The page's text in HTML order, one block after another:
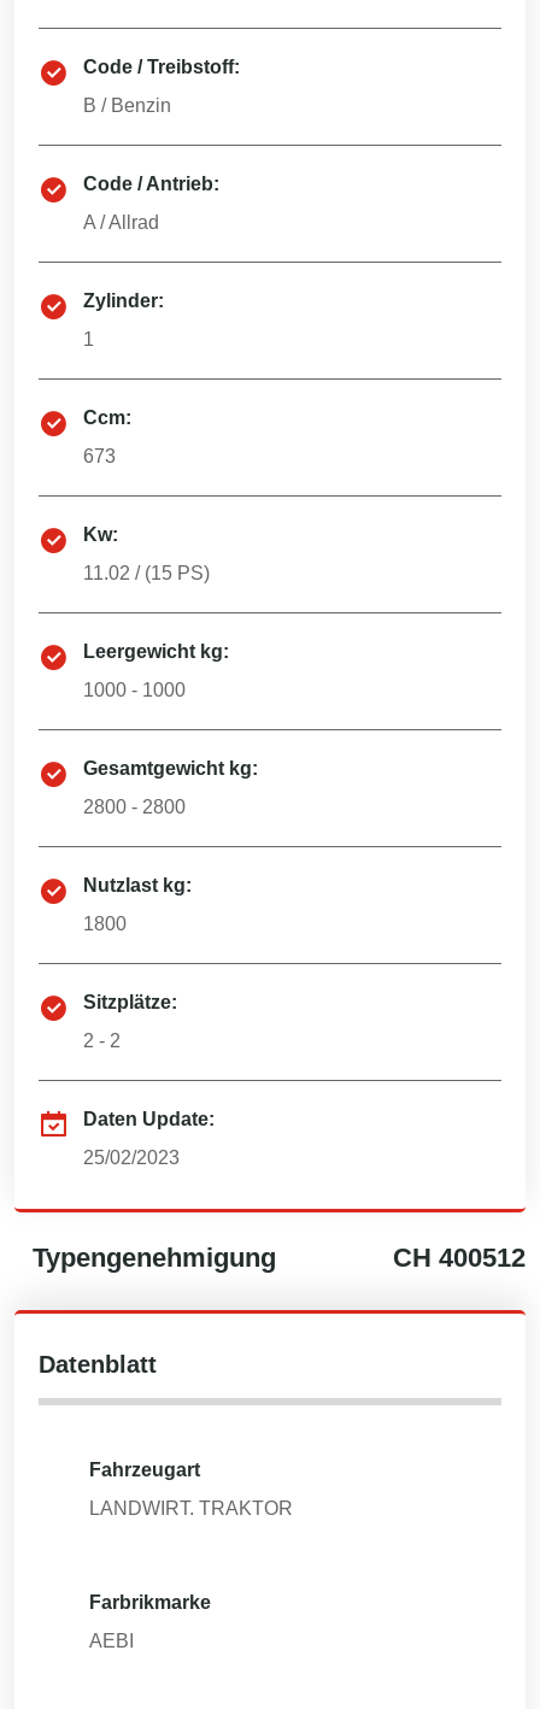
Code / Treibstoff:
B / Benzin
Code / Antrieb:
A /Allrad
Zylinder:
1
Ccm:
673
Kw:
11.02 / (15 PS)
Leergewicht kg:
1000 - 1000
Gesamtgewicht kg:
2800 - 2800
Nutzlast kg:
1800
Sitzplätze:
2 - 2
Daten Update:
25/02/2023
Typengenehmigung CH 400512
Datenblatt
Fahrzeugart
LANDWIRT. TRAKTOR
Farbrikmarke
AEBI